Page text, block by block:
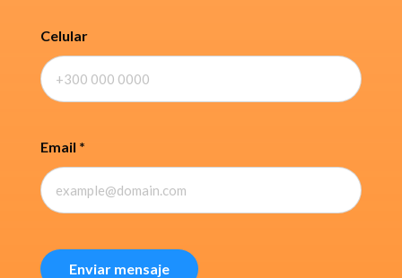
Celular
Email *
Enviar mensaje